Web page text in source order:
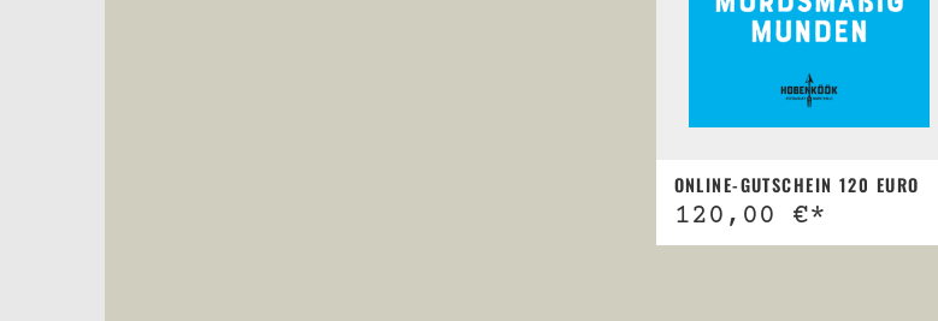
ONLINE-GUTSCHEIN 120 EURO
120,00 €*